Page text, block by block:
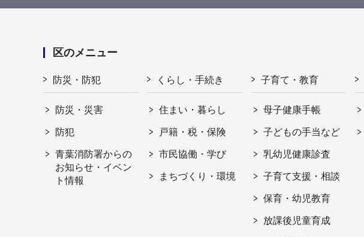
区のメニュー
防災・防犯
防災・災害
防犯
青葉消防署からの
お知らせ・イベン
ト情報
くらし・手続き
住まい・暮らし
戸籍・税・保険
市民協働・学び
まちづくり・環境
子育て・教育
母子健康手帳
子どもの手当など
乳幼児健康診査
子育て支援・相談
保育・幼児教育
放課後児童育成